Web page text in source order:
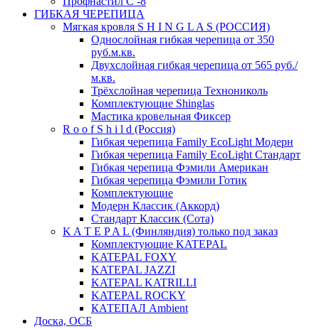
ГИБКАЯ ЧЕРЕПИЦА
Мягкая кровля S H I N G L A S (РОССИЯ)
Однослойная гибкая черепица от 350
руб.м.кв.
Двухслойная гибкая черепица от 565 руб./
м.кв.
Трёхслойная черепица Технониколь
Комплектующие Shinglas
Мастика кровельная Фиксер
R o o f S h i l d (Россия)
Гибкая черепица Family ЕсоLight Модерн
Гибкая черепица Family ЕсоLight Стандарт
Гибкая черепица Фэмили Американ
Гибкая черепица Фэмили Готик
Комплектующие
Модерн Классик (Аккорд)
Стандарт Классик (Сота)
K A T E P A L (Финляндия) только под заказ
Комплектующие KATEPAL
KATEPAL FOXY
KATEPAL JAZZI
KATEPAL KATRILLI
KATEPAL ROCKY
КАТЕПАЛ Ambient
Доска, ОСБ